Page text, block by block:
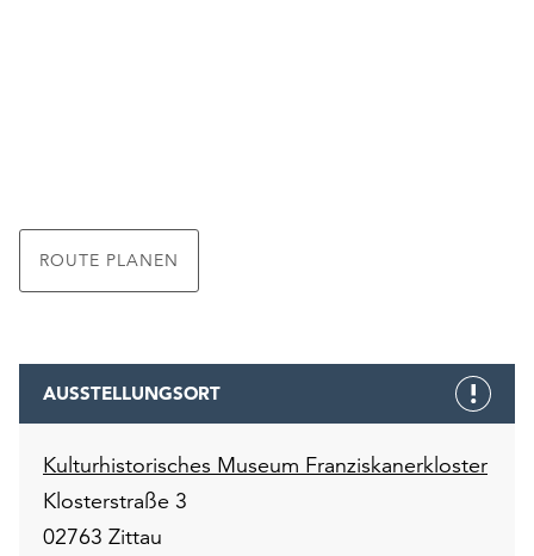
ROUTE PLANEN
AUSSTELLUNGSORT
Kulturhistorisches Museum Franziskanerkloster
Klosterstraße 3
02763 Zittau